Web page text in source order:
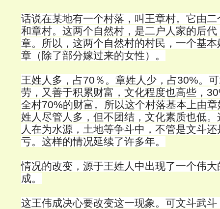
话说在某地有一个村落，叫王章村。它由
和章村。这两个自然村，是二户人家的后
章。所以，这两个自然村的村民，一个基
章（除了部分嫁过来的女性）。
王姓人多，占70％。章姓人少，占30%。
劳，又善于积累财富，文化程度也高些，
全村70%的财富。所以这个村落基本上由
姓人尽管人多，但不团结，文化素质也低
人在为水源，土地等争斗中，不管是文斗
亏。这样的情况延续了许多年。
情况的改变，源于王姓人中出现了一个伟
成。
这王伟成决心要改变这一现象。可文斗武